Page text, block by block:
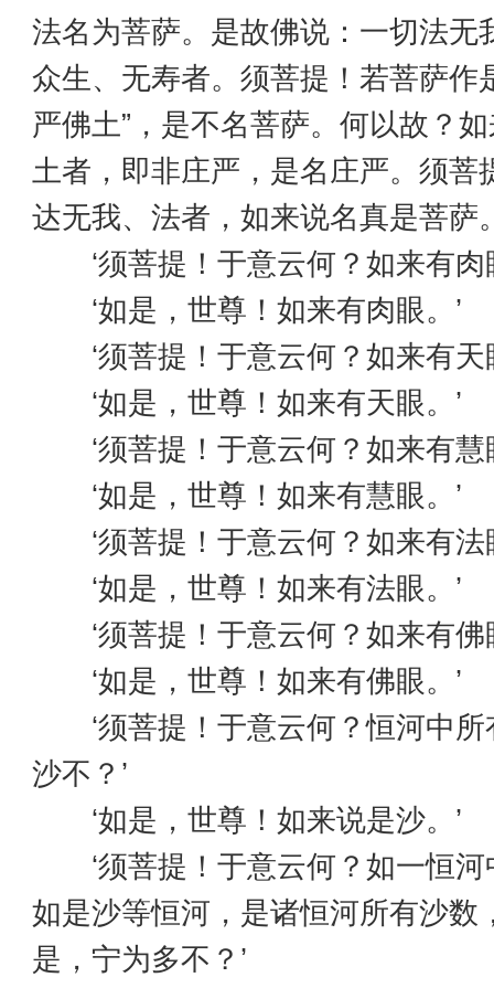
法名为菩萨。是故佛说：一切法无
众生、无寿者。须菩提！若菩萨作
严佛土”，是不名菩萨。何以故？
土者，即非庄严，是名庄严。须菩
达无我、法者，如来说名真是菩萨
‘须菩提！于意云何？如来有肉
‘如是，世尊！如来有肉眼。’
‘须菩提！于意云何？如来有天
‘如是，世尊！如来有天眼。’
‘须菩提！于意云何？如来有慧
‘如是，世尊！如来有慧眼。’
‘须菩提！于意云何？如来有法
‘如是，世尊！如来有法眼。’
‘须菩提！于意云何？如来有佛
‘如是，世尊！如来有佛眼。’
‘须菩提！于意云何？恒河中所
沙不？’
‘如是，世尊！如来说是沙。’
‘须菩提！于意云何？如一恒河
如是沙等恒河，是诸恒河所有沙数
是，宁为多不？’